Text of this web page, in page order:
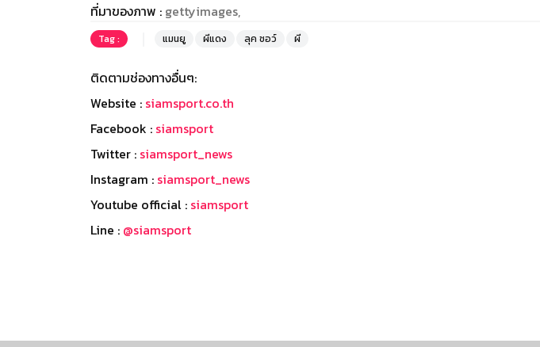
ที่มาของภาพ : gettyimages,
Tag : แมนยู ผีแดง ลุค ชอว์ ผี
ติดตามช่องทางอื่นๆ:
Website : siamsport.co.th
Facebook : siamsport
Twitter : siamsport_news
Instagram : siamsport_news
Youtube official : siamsport
Line : @siamsport